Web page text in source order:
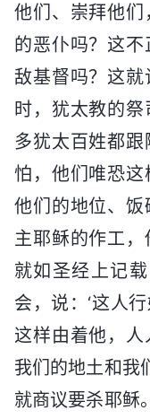
他们、崇拜他
的恶仆吗？这
敌基督吗？这
时，犹太教的
多犹太百姓都
怕，他们唯恐这
他们的地位、
主耶稣的作工，
就如圣经上记
会，说：‘这人
这样由着他，
我们的地土和我
就商议要杀耶稣